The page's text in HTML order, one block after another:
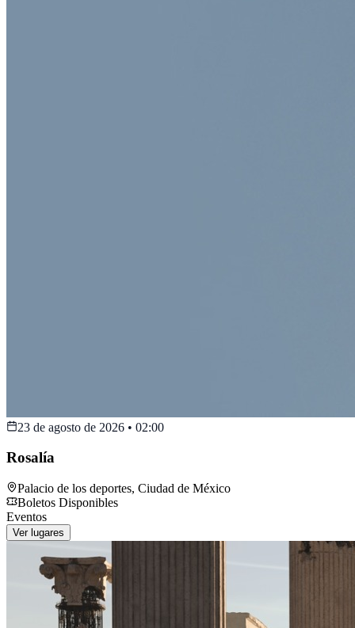
23 de agosto de 2026 • 02:00
Rosalía
Palacio de los deportes, Ciudad de México
Boletos Disponibles
Eventos
Ver lugares